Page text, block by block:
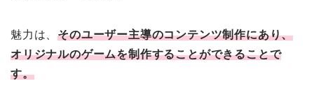
魅力は、そのユーザー主導のコンテンツ制作にあり、
オリジナルのゲームを制作することができることで
す。